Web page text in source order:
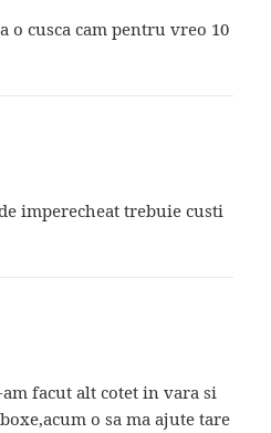
o cusca cam pentru vreo 10
imperecheat trebuie custi
facut alt cotet in vara si
o sa ma ajute tare